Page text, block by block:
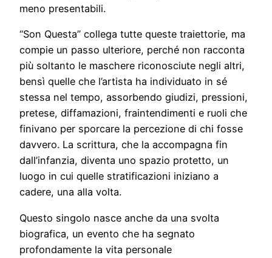
meno presentabili.
“Son Questa” collega tutte queste traiettorie, ma
compie un passo ulteriore, perché non racconta
più soltanto le maschere riconosciute negli altri,
bensì quelle che l’artista ha individuato in sé
stessa nel tempo, assorbendo giudizi, pressioni,
pretese, diffamazioni, fraintendimenti e ruoli che
finivano per sporcare la percezione di chi fosse
davvero. La scrittura, che la accompagna fin
dall’infanzia, diventa uno spazio protetto, un
luogo in cui quelle stratificazioni iniziano a
cadere, una alla volta.
Questo singolo nasce anche da una svolta
biografica, un evento che ha segnato
profondamente la vita personale